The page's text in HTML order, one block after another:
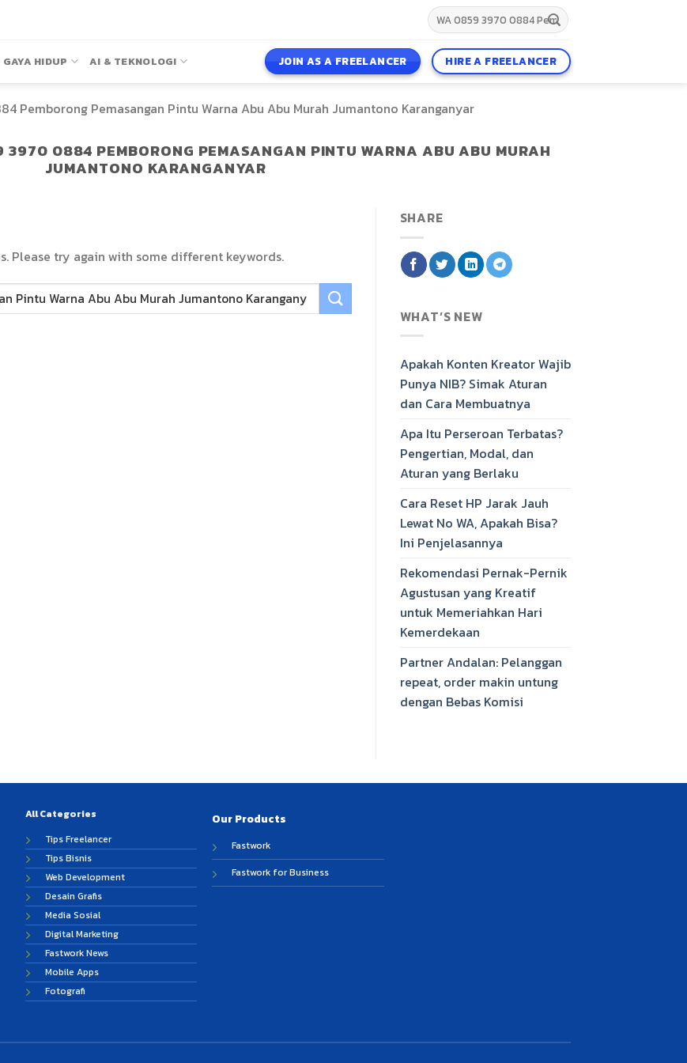
HIDUP AI & TEKNOLOGI JOIN AS A FREELANCER HIRE A FREELANCER
Pemborong Pemasangan Pintu Warna Abu Abu Murah Jumantono Karanganyar
3970 0884 PEMBORONG PEMASANGAN PINTU WARNA ABU ABU MURAH
JUMANTONO KARANGANYAR
Please try again with some different keywords.
SHARE
WHAT’S NEW
Apakah Konten Kreator Wajib
Punya NIB? Simak Aturan
dan Cara Membuatnya
Apa Itu Perseroan Terbatas?
Pengertian, Modal, dan
Aturan yang Berlaku
Cara Reset HP Jarak Jauh
Lewat No WA, Apakah Bisa?
Ini Penjelasannya
Rekomendasi Pernak-Pernik
Agustusan yang Kreatif
untuk Memeriahkan Hari
Kemerdekaan
Partner Andalan: Pelanggan
repeat, order makin untung
dengan Bebas Komisi
All Categories
Tips Freelancer
Tips Bisnis
Web Development
Desain Grafis
Media Sosial
Digital Marketing
Fastwork News
Mobile Apps
Fotografi
Our Products
Fastwork
Fastwork for Business